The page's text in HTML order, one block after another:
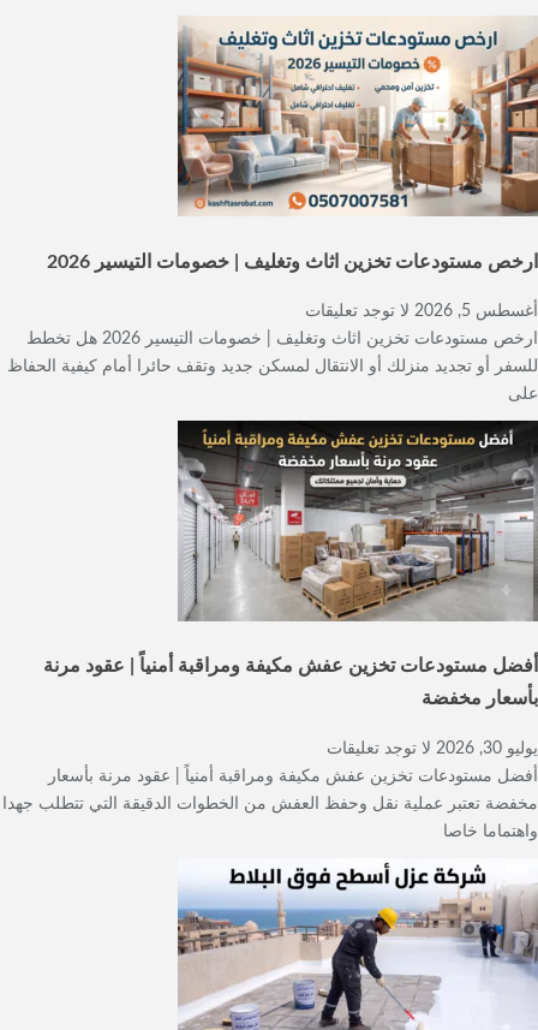
ارخص مستودعات تخزين اثاث وتغليف | خصومات التيسير 2026
أغسطس 5, 2026
لا توجد تعليقات
ارخص مستودعات تخزين اثاث وتغليف | خصومات التيسير 2026 هل تخطط
للسفر أو تجديد منزلك أو الانتقال لمسكن جديد وتقف حائرا أمام كيفية الحفاظ
على
أفضل مستودعات تخزين عفش مكيفة ومراقبة أمنياً | عقود مرنة
بأسعار مخفضة
يوليو 30, 2026
لا توجد تعليقات
أفضل مستودعات تخزين عفش مكيفة ومراقبة أمنياً | عقود مرنة بأسعار
مخفضة تعتبر عملية نقل وحفظ العفش من الخطوات الدقيقة التي تتطلب جهدا
واهتماما خاصا